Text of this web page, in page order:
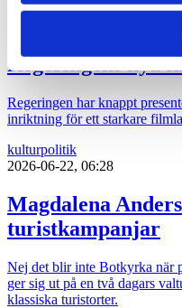
politik
Regeringens nya
Regeringen har knappt
inriktning för ett starkare
kulturpolitik
2026-06-22, 06:28
Magdalena
turistkampanjar
Nej det blir inte Botkyrka när
ger sig ut på en två dagars
klassiska turistorter.